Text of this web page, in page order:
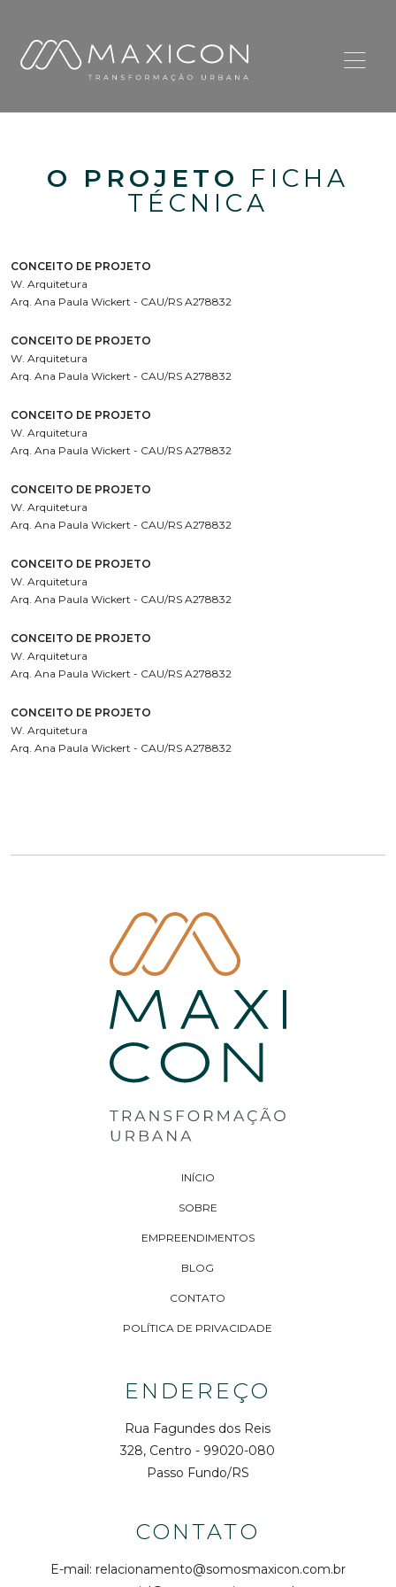
O PROJETO FICHA
TÉCNICA
CONCEITO DE PROJETO
W. Arquitetura
Arq. Ana Paula Wickert - CAU/RS A278832
CONCEITO DE PROJETO
W. Arquitetura
Arq. Ana Paula Wickert - CAU/RS A278832
CONCEITO DE PROJETO
W. Arquitetura
Arq. Ana Paula Wickert - CAU/RS A278832
CONCEITO DE PROJETO
W. Arquitetura
Arq. Ana Paula Wickert - CAU/RS A278832
CONCEITO DE PROJETO
W. Arquitetura
Arq. Ana Paula Wickert - CAU/RS A278832
CONCEITO DE PROJETO
W. Arquitetura
Arq. Ana Paula Wickert - CAU/RS A278832
CONCEITO DE PROJETO
W. Arquitetura
Arq. Ana Paula Wickert - CAU/RS A278832
INÍCIO
SOBRE
EMPREENDIMENTOS
BLOG
CONTATO
POLÍTICA DE PRIVACIDADE
ENDEREÇO
Rua Fagundes dos Reis
328, Centro - 99020-080
Passo Fundo/RS
CONTATO
E-mail: relacionamento@somosmaxicon.com.br